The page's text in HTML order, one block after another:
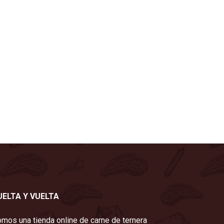
Y VUELTA
una tienda online de carne de ternera